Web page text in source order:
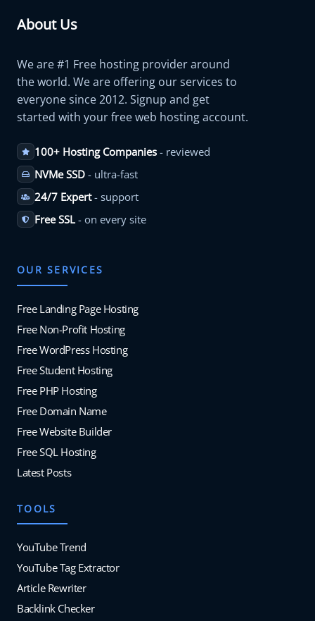
About Us
We are #1 Free hosting provider around
the world. We are offering our services to
everyone since 2012. Signup and get
started with your free web hosting account.
100+ Hosting Companies- reviewed
NVMe SSD- ultra-fast
24/7 Expert- support
Free SSL- on every site
OUR SERVICES
Free Landing Page Hosting
Free Non-Profit Hosting
Free WordPress Hosting
Free Student Hosting
Free PHP Hosting
Free Domain Name
Free Website Builder
Free SQL Hosting
Latest Posts
TOOLS
YouTube Trend
YouTube Tag Extractor
Article Rewriter
Backlink Checker